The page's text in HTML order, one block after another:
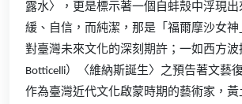
露水〉，更是標示著一個自蚌殼中浮現
緩、自信，而純潔，那是「福爾摩沙女
對臺灣未來文化的深刻期許；一如西方波
Botticelli）〈維納斯誕生〉之預告著文藝
作為臺灣近代文化啟蒙時期的藝術家，